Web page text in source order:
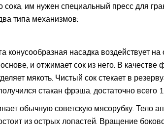
сока, им нужен специальный пресс для
типа механизмов:
насадка воздействует
и отжимает сок из него. В качестве
мякоть. Чистый сок стекает в
стакан фрэша, достаточно всего
обычную советскую мясорубку. Тело
из острых лопастей. Вращение